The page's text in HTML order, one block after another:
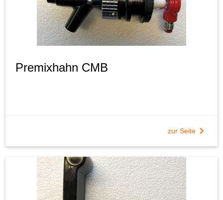
Premixhahn CMB
zur Seitechevron_right